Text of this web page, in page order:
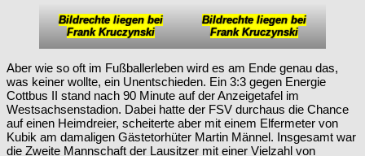
Bildrechte liegen bei
Frank Kruczynski
Bildrechte liegen bei
Frank Kruczynski
Aber wie so oft im Fußballerleben wird es am Ende genau das,
was keiner wollte, ein Unentschieden. Ein 3:3 gegen Energie
Cottbus II stand nach 90 Minute auf der Anzeigetafel im
Westsachsenstadion. Dabei hatte der FSV durchaus die Chance
auf einen Heimdreier, scheiterte aber mit einem Elfermeter von
Kubik am damaligen Gästetorhüter Martin Männel. Insgesamt war
die Zweite Mannschaft der Lausitzer mit einer Vielzahl von